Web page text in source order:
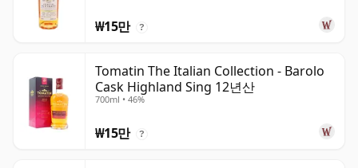
₩15만 ?
Tomatin The Italian Collection - Barolo
Cask Highland Sing 12년산
700ml • 46%
₩15만 ?